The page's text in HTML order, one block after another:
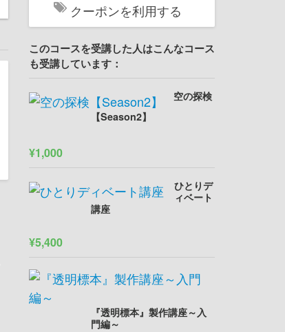
クーポンを利用する
このコースを受講した人はこんなコース
も受講しています：
空の探検
【Season2】
¥1,000
ひとりデ
ィベート
講座
¥5,400
『透明標本』製作講座～入
門編～